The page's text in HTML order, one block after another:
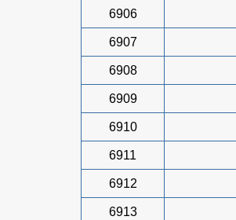
6906
6907
6908
6909
6910
6911
6912
6913